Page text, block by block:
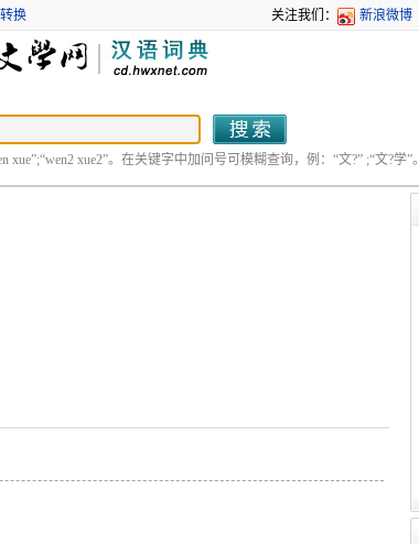
换 关注我们： 新浪微博
xue”;“wen2 xue2”。在关键字中加问号可模糊查询，例：“文?” ;“文?学”。